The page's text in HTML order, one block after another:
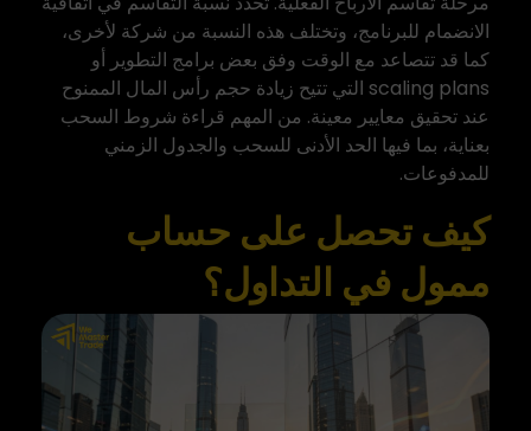
الانضمام للبرنامج، وتختلف هذه النسبة من شركة لأخرى،
كما قد تتصاعد مع الوقت وفق بعض برامج التطوير أو
scaling plans التي تتيح زيادة حجم رأس المال الممنوح
عند تحقيق معايير معينة. من المهم قراءة شروط السحب
بعناية، بما فيها الحد الأدنى للسحب والجدول الزمني
للمدفوعات.
كيف تحصل على حساب
ممول في التداول؟